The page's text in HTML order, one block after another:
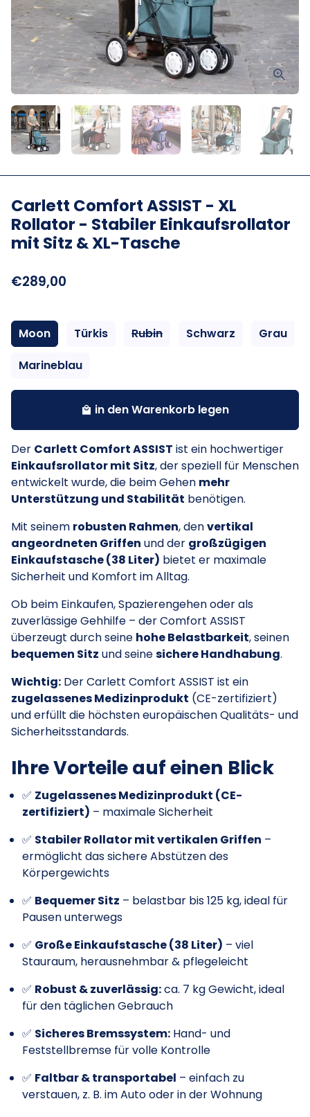
Carlett Comfort ASSIST - XL
Rollator - Stabiler Einkaufsrollator
mit Sitz & XL-Tasche
€289,00
Moon Türkis Rubin Schwarz
Grau
Marineblau
local_mall in den Warenkorb legen
Der Carlett Comfort ASSIST ist ein hochwertiger
Einkaufsrollator mit Sitz, der speziell für Menschen
entwickelt wurde, die beim Gehen mehr
Unterstützung und Stabilität benötigen.
Mit seinem robusten Rahmen, denvertikal
angeordneten Griffen und der großzügigen
Einkaufstasche (38 Liter) bietet er maximale
Sicherheit und Komfort im Alltag.
Ob beim Einkaufen, Spazierengehen oder als
zuverlässige Gehhilfe – der Comfort ASSIST
überzeugt durch seine hohe Belastbarkeit, seinen
bequemen Sitz und seinesichere Handhabung.
Wichtig: Der Carlett Comfort ASSIST ist ein
zugelassenes Medizinprodukt (CE-zertifiziert)
und erfüllt die höchsten europäischen Qualitäts- und
Sicherheitsstandards.
Ihre Vorteile auf einen Blick
✅ Zugelassenes Medizinprodukt (CE-
zertifiziert) – maximale Sicherheit
✅ Stabiler Rollator mit vertikalen Griffen –
ermöglicht das sichere Abstützen des
Körpergewichts
✅ Bequemer Sitz – belastbar bis 125 kg, ideal für
Pausen unterwegs
✅ Große Einkaufstasche (38 Liter) – viel
Stauraum, herausnehmbar & pflegeleicht
✅ Robust & zuverlässig:ca. 7 kg Gewicht, ideal
für den täglichen Gebrauch
✅ Sicheres Bremssystem: Hand- und
Feststellbremse für volle Kontrolle
✅ Faltbar & transportabel – einfach zu
verstauen, z. B. im Auto oder in der Wohnung